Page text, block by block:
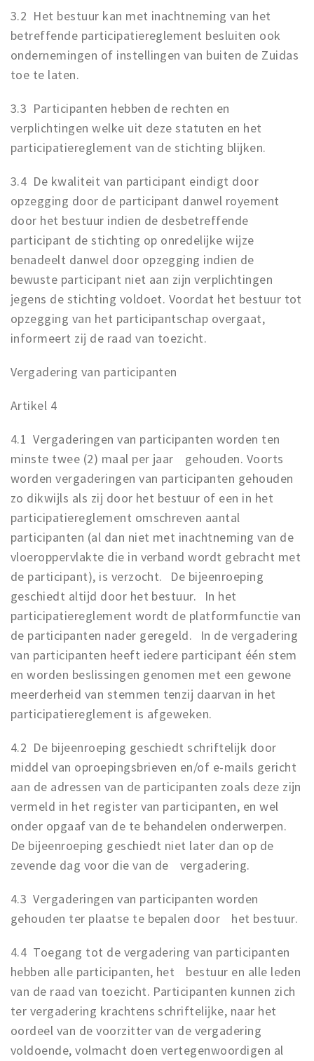
3.2 Het bestuur kan met inachtneming van het
betreffende participatiereglement besluiten ook
ondernemingen of instellingen van buiten de Zuidas
toe te laten.
3.3 Participanten hebben de rechten en
verplichtingen welke uit deze statuten en het
participatiereglement van de stichting blijken.
3.4 De kwaliteit van participant eindigt door
opzegging door de participant danwel royement
door het bestuur indien de desbetreffende
participant de stichting op onredelijke wijze
benadeelt danwel door opzegging indien de
bewuste participant niet aan zijn verplichtingen
jegens de stichting voldoet. Voordat het bestuur tot
opzegging van het participantschap overgaat,
informeert zij de raad van toezicht.
Vergadering van participanten
Artikel 4
4.1 Vergaderingen van participanten worden ten
minste twee (2) maal per jaar gehouden. Voorts
worden vergaderingen van participanten gehouden
zo dikwijls als zij door het bestuur of een in het
participatiereglement omschreven aantal
participanten (al dan niet met inachtneming van de
vloeroppervlakte die in verband wordt gebracht met
de participant), is verzocht. De bijeenroeping
geschiedt altijd door het bestuur. In het
participatiereglement wordt de platformfunctie van
de participanten nader geregeld. In de vergadering
van participanten heeft iedere participant één stem
en worden beslissingen genomen met een gewone
meerderheid van stemmen tenzij daarvan in het
participatiereglement is afgeweken.
4.2 De bijeenroeping geschiedt schriftelijk door
middel van oproepingsbrieven en/of e-mails gericht
aan de adressen van de participanten zoals deze zijn
vermeld in het register van participanten, en wel
onder opgaaf van de te behandelen onderwerpen.
De bijeenroeping geschiedt niet later dan op de
zevende dag voor die van de vergadering.
4.3 Vergaderingen van participanten worden
gehouden ter plaatse te bepalen door het bestuur.
4.4 Toegang tot de vergadering van participanten
hebben alle participanten, het bestuur en alle leden
van de raad van toezicht. Participanten kunnen zich
ter vergadering krachtens schriftelijke, naar het
oordeel van de voorzitter van de vergadering
voldoende, volmacht doen vertegenwoordigen al